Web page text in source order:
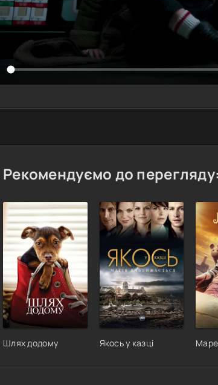
Рекомендуємо до перегляду:
Шлях додому Якось у казці